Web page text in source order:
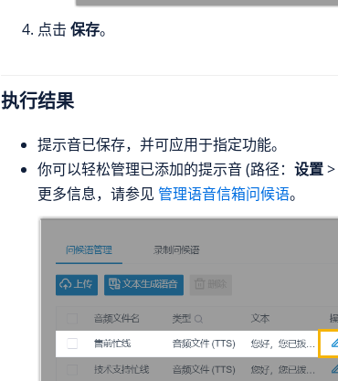
点击 保存。
执行结果
提示音已保存，并可应用于指定功能。
你可以轻松管理已添加的提示音 (路径： 设置>
更多信息，请参见 管理语音信箱问候语。